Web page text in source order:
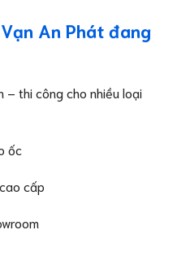
An Phát đang
thi công cho nhiều loại
ốc
cấp